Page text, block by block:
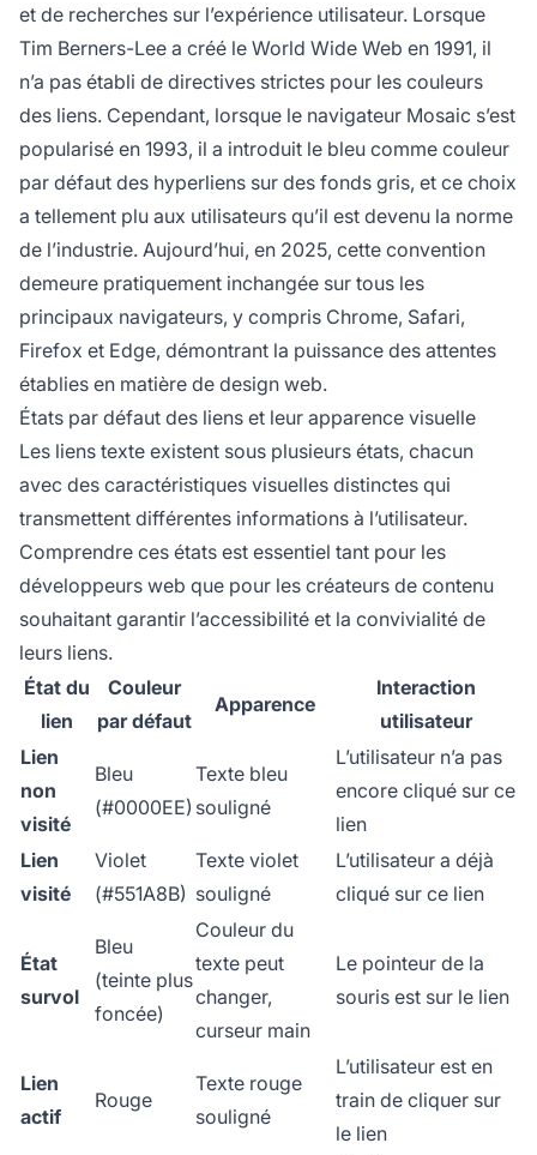
et de recherches sur l’expérience utilisateur. Lorsque
Tim Berners-Lee a créé le World Wide Web en 1991, il
n’a pas établi de directives strictes pour les couleurs
des liens. Cependant, lorsque le navigateur Mosaic s’est
popularisé en 1993, il a introduit le bleu comme couleur
par défaut des hyperliens sur des fonds gris, et ce choix
a tellement plu aux utilisateurs qu’il est devenu la norme
de l’industrie. Aujourd’hui, en 2025, cette convention
demeure pratiquement inchangée sur tous les
principaux navigateurs, y compris Chrome, Safari,
Firefox et Edge, démontrant la puissance des attentes
établies en matière de design web.
États par défaut des liens et leur apparence visuelle
Les liens texte existent sous plusieurs états, chacun
avec des caractéristiques visuelles distinctes qui
transmettent différentes informations à l’utilisateur.
Comprendre ces états est essentiel tant pour les
développeurs web que pour les créateurs de contenu
souhaitant garantir l’accessibilité et la convivialité de
leurs liens.
État du
lien
Couleur
par défaut
Apparence
Interaction
utilisateur
Lien
non
visité
Bleu
(#0000EE)
Texte bleu
souligné
L’utilisateur n’a pas
encore cliqué sur ce
lien
Lien
visité
Violet
(#551A8B)
Texte violet
souligné
L’utilisateur a déjà
cliqué sur ce lien
État
survol
Bleu
(teinte plus
foncée)
Couleur du
texte peut
changer,
curseur main
Le pointeur de la
souris est sur le lien
Lien
actif
Rouge
Texte rouge
souligné
L’utilisateur est en
train de cliquer sur
le lien